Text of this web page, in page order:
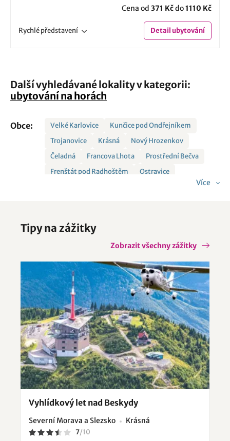
Cena od 371 Kčdo1110 Kč
Rychlépředstavení Detailubytování
Další vyhledávané lokality v kategorii:
ubytování na horách
Obce: Velké Karlovice
Kunčice pod Ondřejníkem
Trojanovice
Krásná
Nový Hrozenkov
Čeladná
Francova Lhota
Prostřední Bečva
Frenštát pod Radhoštěm
Ostravice
Malenovice
Více
Tipy na zážitky
Zobrazit všechny zážitky
Vyhlídkový let nad Beskydy
Severní Morava a Slezsko Krásná
7/10